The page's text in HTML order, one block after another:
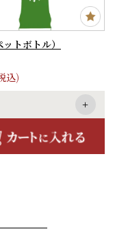
トボトル）
込)
+